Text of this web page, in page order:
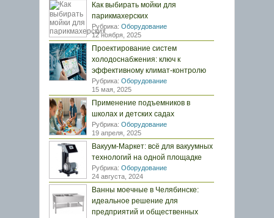
Как выбирать мойки для
парикмахерских
Рубрика: Оборудование
12 ноября, 2025
Проектирование систем
холодоснабжения: ключ к
эффективному климат-контролю
Рубрика: Оборудование
15 мая, 2025
Применение подъемников в
школах и детских садах
Рубрика: Оборудование
19 апреля, 2025
Вакуум-Маркет: всё для вакуумных
технологий на одной площадке
Рубрика: Оборудование
24 августа, 2024
Ванны моечные в Челябинске:
идеальное решение для
предприятий и общественных